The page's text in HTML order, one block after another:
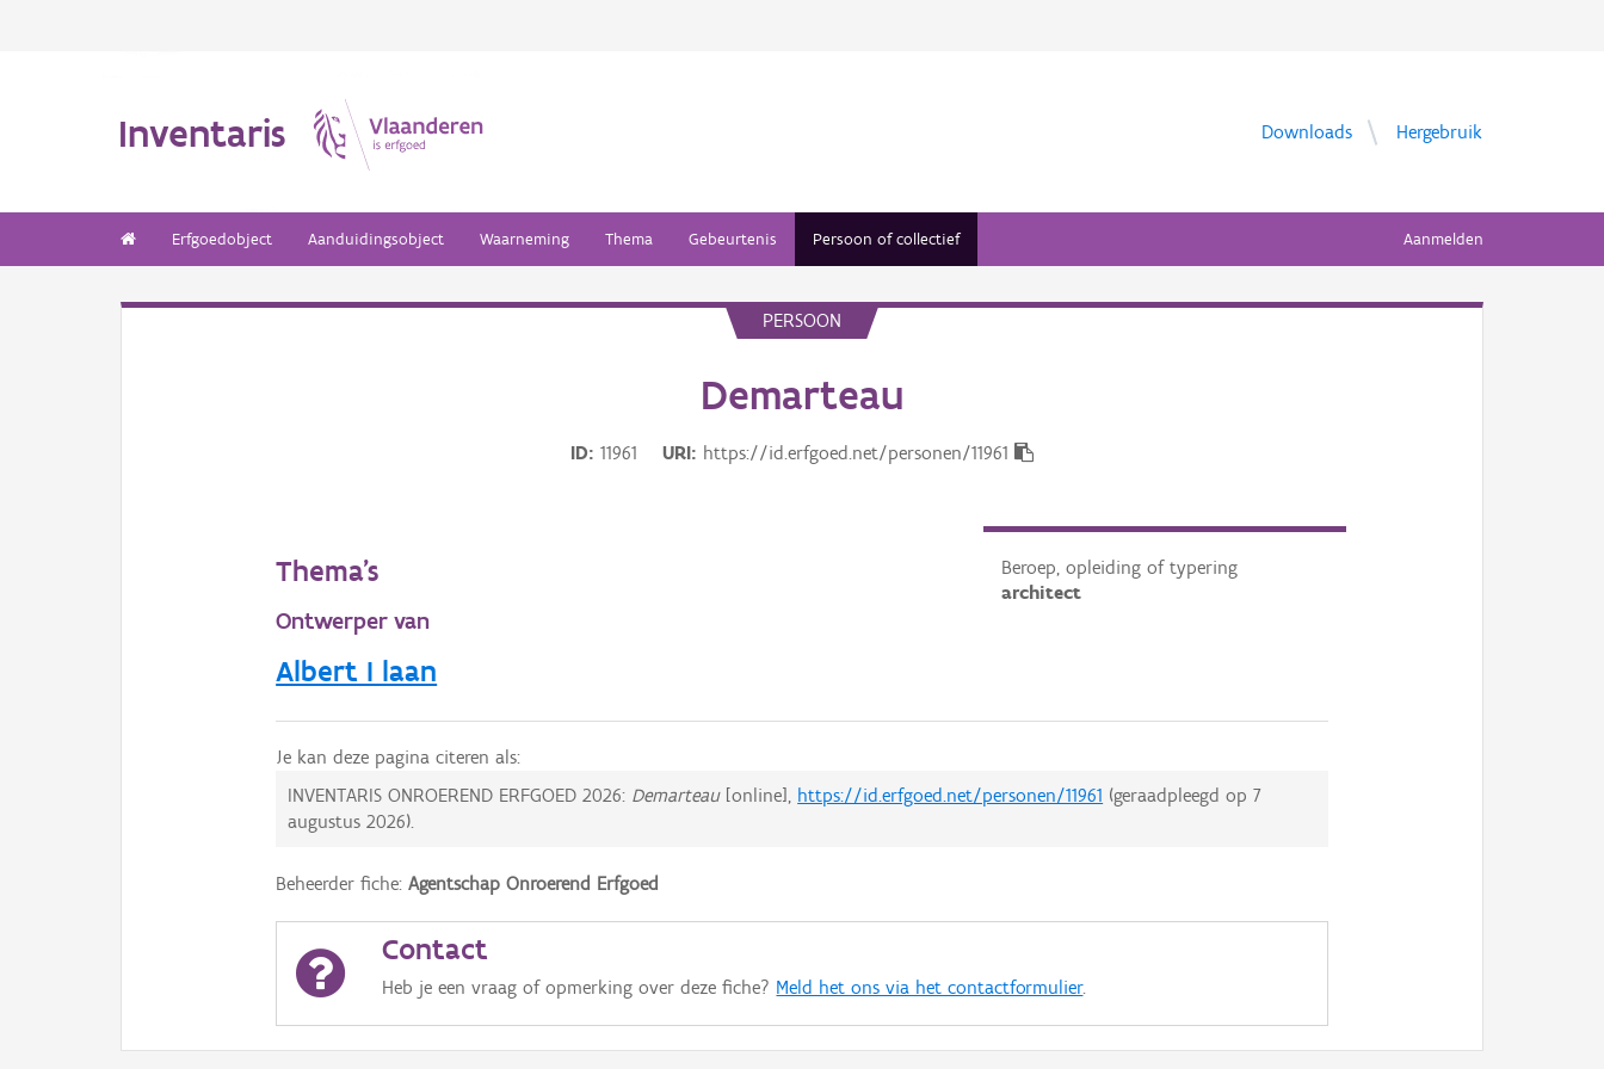
Inventaris Downloads Hergebruik
Erfgoedobject Aanduidingsobject Waarneming Thema Gebeurtenis Persoon of collectief Aanmelden
PERSOON
Demarteau
ID 11961 URI https://id.erfgoed.net/personen/11961
Beroep, opleiding of typering
architect
Thema's
Ontwerper van
Albert I laan
Je kan deze pagina citeren als:
INVENTARIS ONROEREND ERFGOED 2026: Demarteau[online], https://id.erfgoed.net/personen/11961 (geraadpleegd op7
augustus 2026).
Beheerder fiche:Agentschap Onroerend Erfgoed
Contact
Heb je een vraag of opmerking over deze fiche? Meld het ons via het contactformulier.